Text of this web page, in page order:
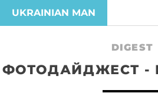
UKRAINIAN MAN
DIGEST
ФОТОДАЙДЖЕСТ -